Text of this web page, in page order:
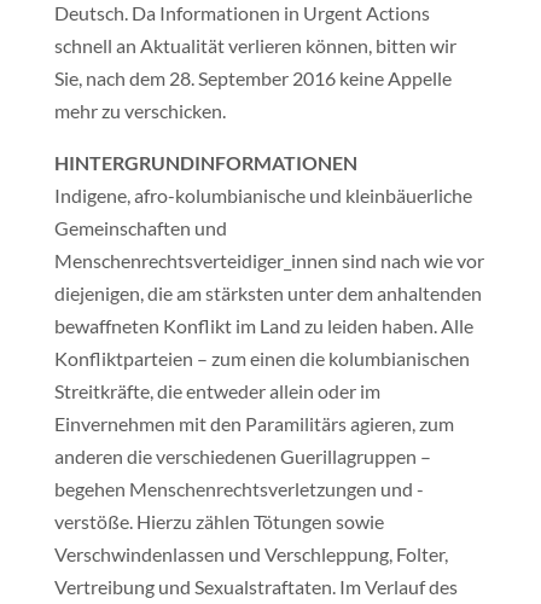
Deutsch. Da Informationen in Urgent Actions
schnell an Aktualität verlieren können, bitten wir
Sie, nach dem 28. September 2016 keine Appelle
mehr zu verschicken.
HINTERGRUNDINFORMATIONEN
Indigene, afro-kolumbianische und kleinbäuerliche
Gemeinschaften und
Menschenrechtsverteidiger_innen sind nach wie vor
diejenigen, die am stärksten unter dem anhaltenden
bewaffneten Konflikt im Land zu leiden haben. Alle
Konfliktparteien – zum einen die kolumbianischen
Streitkräfte, die entweder allein oder im
Einvernehmen mit den Paramilitärs agieren, zum
anderen die verschiedenen Guerillagruppen –
begehen Menschenrechtsverletzungen und -
verstöße. Hierzu zählen Tötungen sowie
Verschwindenlassen und Verschleppung, Folter,
Vertreibung und Sexualstraftaten. Im Verlauf des